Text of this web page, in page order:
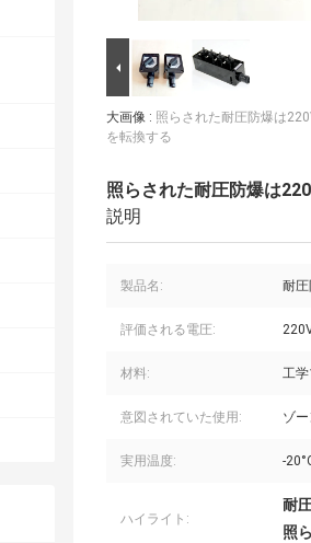
大画像 : 照らされた耐圧防爆は
を転換する
照らされた耐圧防爆は
説明
製品名: 耐
評価される電圧:
材料: 工学
意図されていた使用: ゾ
実用温度: -
ハイライト:
耐
照